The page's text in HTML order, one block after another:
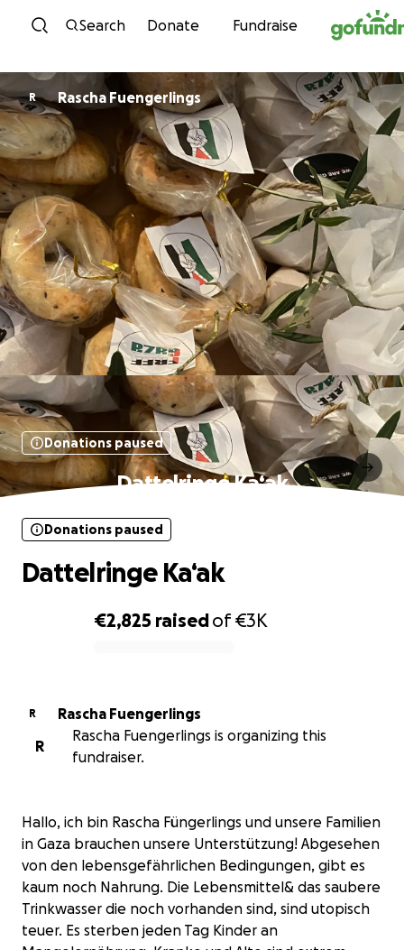
Skip to content
Search Donate Fundraise
R Rascha Fuengerlings
Donations paused
Dattelringe Ka‘ak
€2,825 raisedof€3K
Donations paused
Dattelringe Ka‘ak
R
Rascha Fuengerlings
R
Rascha Fuengerlings is organizing this
fundraiser.
Hallo, ich bin Rascha Füngerlings und unsere Familien
in Gaza brauchen unsere Unterstützung! Abgesehen
von den lebensgefährlichen Bedingungen, gibt es
kaum noch Nahrung. Die Lebensmittel& das saubere
Trinkwasser die noch vorhanden sind, sind utopisch
teuer. Es sterben jeden Tag Kinder an